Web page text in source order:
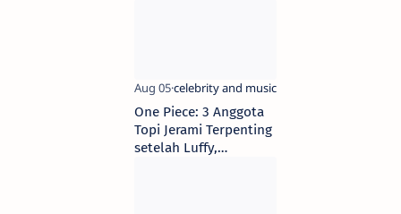
One Piece: 3 Anggota
Topi Jerami Terpenting
setelah Luffy,